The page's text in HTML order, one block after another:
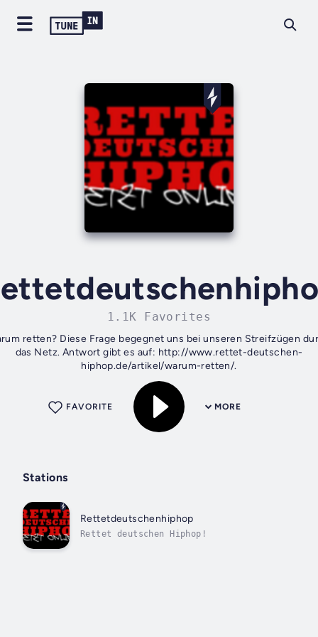
1.1K Favorites
retten? Diese Frage begegnet uns bei unseren Streifzügen
das Netz. Antwort gibt es auf: http://www.rettet-deutschen-
hiphop.de/artikel/warum-retten/.
MORE
FAVORITE
Stations
Rettetdeutschenhiphop
Rettet deutschen Hiphop!